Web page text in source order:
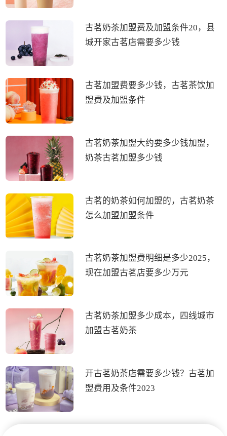
古茗奶茶加盟费及加盟条件20，县
城开家古茗店需要多少钱
古茗加盟费要多少钱，古茗茶饮加
盟费及加盟条件
古茗奶茶加盟大约要多少钱加盟，
奶茶古茗加盟多少钱
古茗的奶茶如何加盟的，古茗奶茶
怎么加盟加盟条件
古茗奶茶加盟费明细是多少2025，
现在加盟古茗店要多少万元
古茗奶茶加盟多少成本，四线城市
加盟古茗奶茶
开古茗奶荼店需要多少钱？古茗加
盟费用及条件2023